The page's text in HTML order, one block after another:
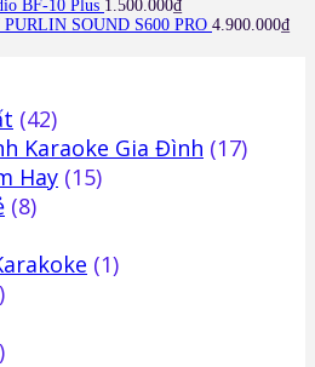
BF-10 Plus 1.500.000₫
SOUND S600 PRO 4.900.000₫
(42)
Karaoke Gia Đình (17)
Hay (15)
(8)
(1)